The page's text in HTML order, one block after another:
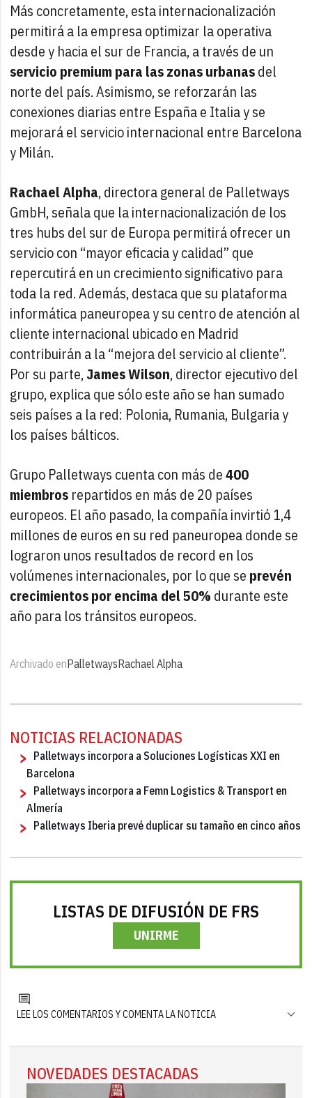
Más concretamente, esta internacionalización
permitirá a la empresa optimizar la operativa
desde y hacia el sur de Francia, a través de un
servicio premium para las zonas urbanasdel
norte del país. Asimismo, se reforzarán las
conexiones diarias entre España e Italia y se
mejorará el servicio internacional entre Barcelona
y Milán.
Rachael Alpha, directora general de Palletways
GmbH, señala que la internacionalización de los
tres hubs del sur de Europa permitirá ofrecer un
servicio con “mayor eficacia y calidad” que
repercutirá en un crecimiento significativo para
toda la red. Además, destaca que su plataforma
informática paneuropea y su centro de atención al
cliente internacional ubicado en Madrid
contribuirán a la “mejora del servicio al cliente”.
Por su parte,James Wilson, director ejecutivo del
grupo, explica que sólo este año se han sumado
seis países a la red: Polonia, Rumania, Bulgaria y
los países bálticos.
Grupo Palletways cuenta con más de400
miembros repartidos en más de 20 países
europeos. El año pasado, la compañía invirtió 1,4
millones de euros en su red paneuropea donde se
lograron unos resultados de record en los
volúmenes internacionales, por lo que se prevén
crecimientos por encima del 50% durante este
año para los tránsitos europeos.
Archivado enPalletwaysRachael Alpha
NOTICIAS RELACIONADAS
Palletways incorpora a Soluciones Logísticas XXI en
Barcelona
Palletways incorpora a Femn Logistics & Transport en
Almería
Palletways Iberia prevé duplicar su tamaño en cinco años
LISTAS DE DIFUSIÓN DE FRS
UNIRME
LEE LOS COMENTARIOS Y COMENTA LA NOTICIA
NOVEDADES DESTACADAS